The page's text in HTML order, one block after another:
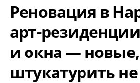
Реновация в
арт-
и окна —
штукатурить